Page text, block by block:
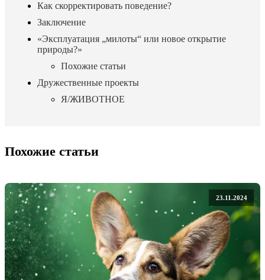
Как скорректировать поведение?
Заключение
«Эксплуатация „милоты“ или новое открытие
природы?»
Похожие статьи
Дружественные проекты
Я/ЖИВОТНОЕ
Похожие статьи
23.11.2024